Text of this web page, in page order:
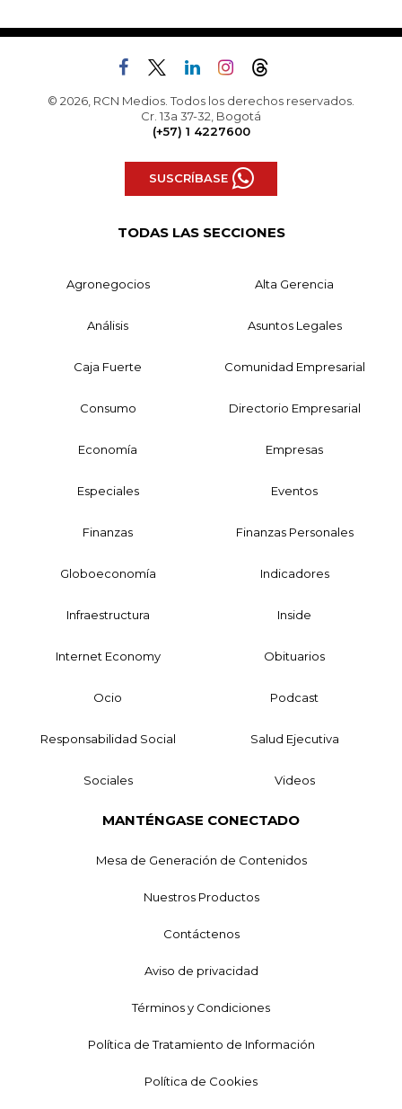
© 2026, RCN Medios. Todos los derechos reservados.
Cr. 13a 37-32, Bogotá
(+57) 1 4227600
SUSCRÍBASE
TODAS LAS SECCIONES
Agronegocios Alta Gerencia
Análisis Asuntos Legales
Caja Fuerte Comunidad Empresarial
Consumo Directorio Empresarial
Economía Empresas
Especiales Eventos
Finanzas Finanzas Personales
Globoeconomía Indicadores
Infraestructura Inside
Internet Economy Obituarios
Ocio Podcast
Responsabilidad Social Salud Ejecutiva
Sociales Videos
MANTÉNGASE CONECTADO
Mesa de Generación de Contenidos
Nuestros Productos
Contáctenos
Aviso de privacidad
Términos y Condiciones
Política de Tratamiento de Información
Política de Cookies